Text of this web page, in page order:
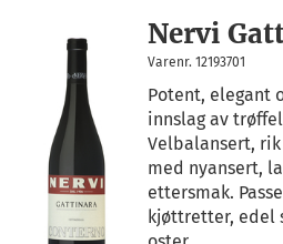
Nervi
Varenr. 12193701
Potent, elegant
innslag av
Velbalansert,
med nyansert,
ettersmak.
kjøttretter, edel